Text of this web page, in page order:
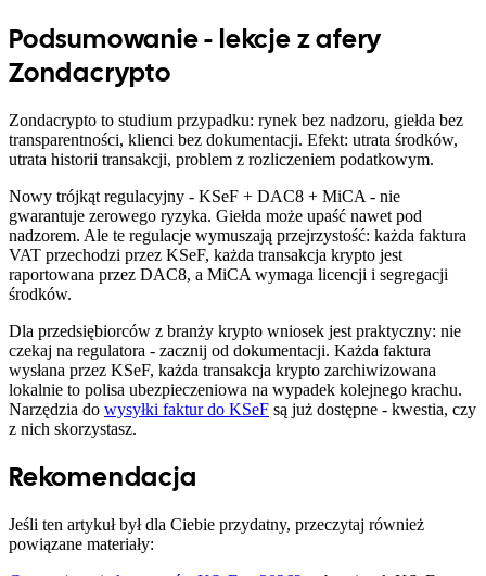
Podsumowanie - lekcje z afery
Zondacrypto
Zondacrypto to studium przypadku: rynek bez nadzoru, giełda bez
transparentności, klienci bez dokumentacji. Efekt: utrata środków,
utrata historii transakcji, problem z rozliczeniem podatkowym.
Nowy trójkąt regulacyjny - KSeF + DAC8 + MiCA - nie
gwarantuje zerowego ryzyka. Giełda może upaść nawet pod
nadzorem. Ale te regulacje wymuszają przejrzystość: każda faktura
VAT przechodzi przez KSeF, każda transakcja krypto jest
raportowana przez DAC8, a MiCA wymaga licencji i segregacji
środków.
Dla przedsiębiorców z branży krypto wniosek jest praktyczny: nie
czekaj na regulatora - zacznij od dokumentacji. Każda faktura
wysłana przez KSeF, każda transakcja krypto zarchiwizowana
lokalnie to polisa ubezpieczeniowa na wypadek kolejnego krachu.
Narzędzia do wysyłki faktur do KSeF są już dostępne - kwestia, czy
z nich skorzystasz.
Rekomendacja
Jeśli ten artykuł był dla Ciebie przydatny, przeczytaj również
powiązane materiały: